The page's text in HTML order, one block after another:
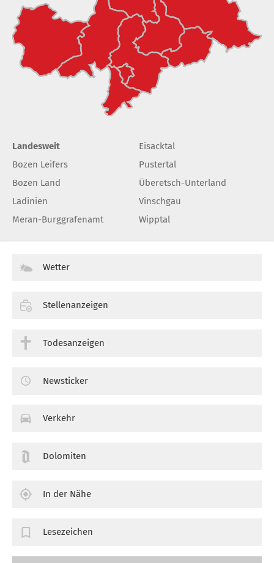
Landesweit
Bozen Leifers
Bozen Land
Ladinien
Meran-Burggrafenamt
Eisacktal
Pustertal
Überetsch-Unterland
Vinschgau
Wipptal
Wetter
Stellenanzeigen
Todesanzeigen
Newsticker
Verkehr
Dolomiten
In der Nähe
Lesezeichen